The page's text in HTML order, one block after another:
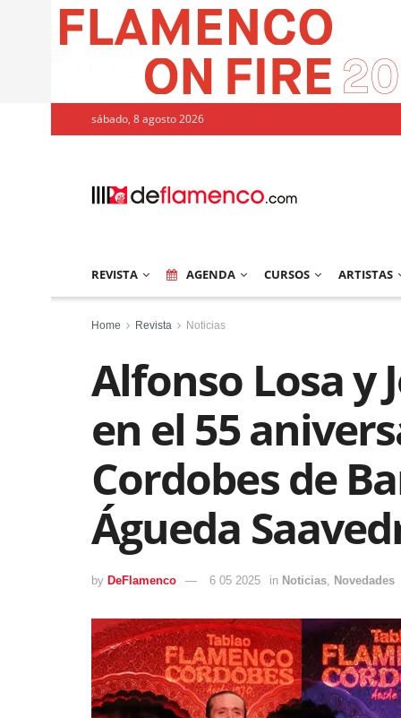
sábado, 8 agosto 2026
REVISTA AGENDA CURSOS ARTISTAS
Home Revista Noticias
Alfonso Losa y
en el 55
Cordobes de
Águeda
by DeFlamenco 6 05 2025 in Noticias, Novedades